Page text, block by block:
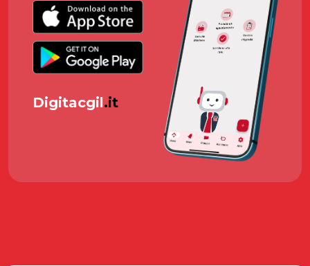
Digitacgil.it